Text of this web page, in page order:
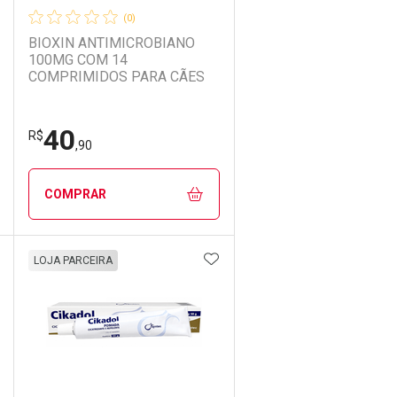
(0)
BIOXIN ANTIMICROBIANO
100MG COM 14
COMPRIMIDOS PARA CÃES
R$40,90
COMPRAR
FECHAR
Laboratório
FECHAR
Por Menos
AOS FAVORITOS
LOJA PARCEIRA ADICIONAR AOS